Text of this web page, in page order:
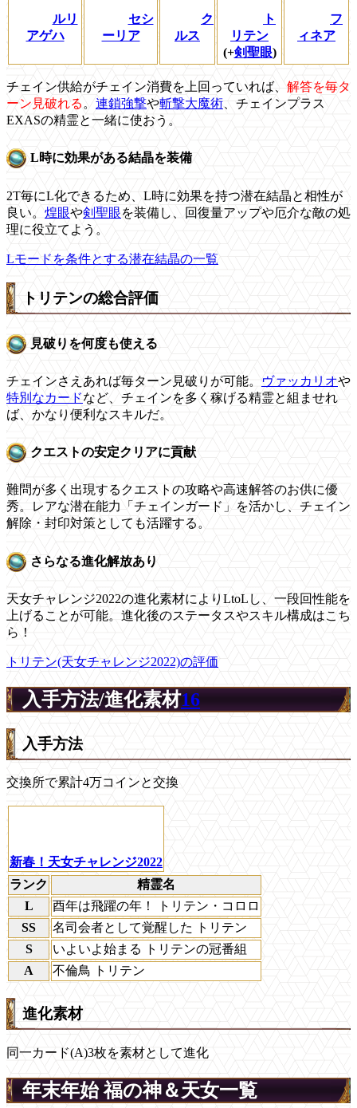
ルリ
アゲハ
セシ
ーリア
ク
ルス
ト
リテン
(+剣聖眼)
フ
ィネア
チェイン供給がチェイン消費を上回っていれば、 解答を毎タ
ーン見破れる 。 連鎖強撃や斬撃大魔術 、チェインプラス
EXASの精霊と一緒に使おう。
L時に効果がある結晶を装備
2T毎にL化できるため、L時に効果を持つ潜在結晶と相性が
良い。 煌眼や剣聖眼を装備し、回復量アップや厄介な敵の処
理に役立てよう。
Lモードを条件とする潜在結晶の一覧
トリテンの総合評価
見破りを何度も使える
チェインさえあれば毎ターン見破りが可能。 ヴァッカリオや
特別なカードなど、チェインを多く稼げる精霊と組ませれ
ば、かなり便利なスキルだ。
クエストの安定クリアに貢献
難問が多く出現するクエストの攻略や高速解答のお供に優
秀。レアな潜在能力「チェインガード」を活かし、チェイン
解除・封印対策としても活躍する。
さらなる進化解放あり
天女チャレンジ2022の進化素材によりLtoLし、一段回性能を
上げることが可能。進化後のステータスやスキル構成はこち
ら！
トリテン(天女チャレンジ2022)の評価
入手方法/進化素材16
入手方法
交換所で累計4万コインと交換
新春！天女チャレンジ2022
ランク
精霊名
L
酉年は飛躍の年！ トリテン・コロロ
SS
名司会者として覚醒した トリテン
S
いよいよ始まる トリテンの冠番組
A
不倫鳥 トリテン
進化素材
同一カード(A)3枚を素材として進化
年末年始 福の神＆天女一覧